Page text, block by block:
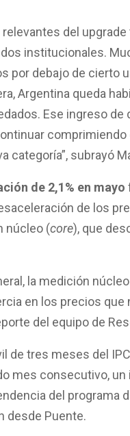
del
institucionales.
por debajo de cierto
Argentina queda
Ese ingreso de
categoría”, subrayó
de 2,1% en mayo
de los
núcleo (core), que
la medición
en los precios
del equipo de
de tres meses del
mes consecutivo,
del programa
desde Puente.